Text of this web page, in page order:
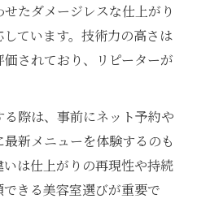
たダメージレスな仕上がり
ています。技術力の高さは
されており、リピーターが
際は、事前にネット予約や
新メニューを体験するのも
は仕上がりの再現性や持続
きる美容室選びが重要で